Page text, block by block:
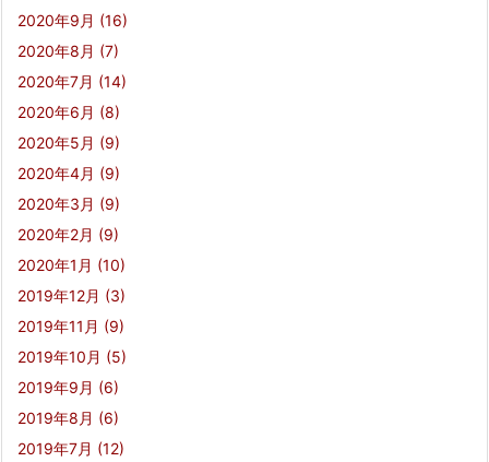
2020年9月 (16)
2020年8月 (7)
2020年7月 (14)
2020年6月 (8)
2020年5月 (9)
2020年4月 (9)
2020年3月 (9)
2020年2月 (9)
2020年1月 (10)
2019年12月 (3)
2019年11月 (9)
2019年10月 (5)
2019年9月 (6)
2019年8月 (6)
2019年7月 (12)